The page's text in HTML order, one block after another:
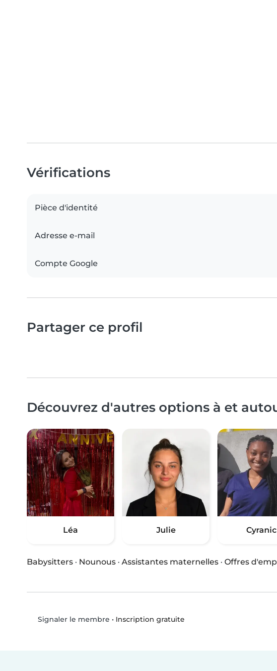
Vérifications
Pièce d'identité
Adresse e-mail
Compte Google
Partager ce profil
Découvrez d'autres options à et
Léa Julie Cyranic
Babysitters · Nounous · Assistantes maternelles · Offres
Signaler le membre • Inscription gratuite